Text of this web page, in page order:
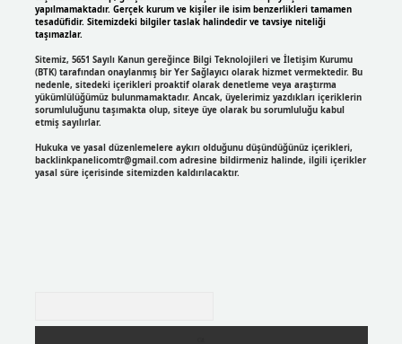
yapılmamaktadır. Gerçek kurum ve kişiler ile isim benzerlikleri tamamen
tesadüfidir. Sitemizdeki bilgiler taslak halindedir ve tavsiye niteliği
taşımazlar.
Sitemiz, 5651 Sayılı Kanun gereğince Bilgi Teknolojileri ve İletişim Kurumu
(BTK) tarafından onaylanmış bir Yer Sağlayıcı olarak hizmet vermektedir. Bu
nedenle, sitedeki içerikleri proaktif olarak denetleme veya araştırma
yükümlülüğümüz bulunmamaktadır. Ancak, üyelerimiz yazdıkları içeriklerin
sorumluluğunu taşımakta olup, siteye üye olarak bu sorumluluğu kabul
etmiş sayılırlar.
Hukuka ve yasal düzenlemelere aykırı olduğunu düşündüğünüz içerikleri,
backlinkpanelicomtr@gmail.comadresine bildirmeniz halinde, ilgili içerikler
yasal süre içerisinde sitemizden kaldırılacaktır.